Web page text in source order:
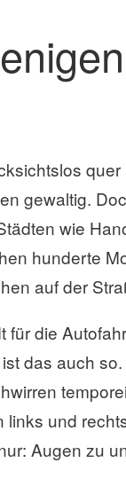
gewaltig.
wie
hunderte
auf der
für die
das auch
und
Augen zu